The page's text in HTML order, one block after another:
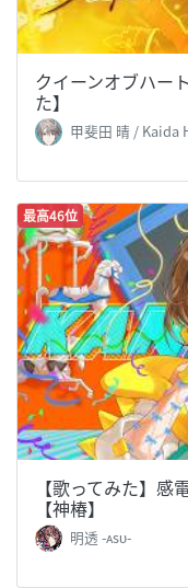
クイーンオブハー
た】
甲斐田 晴 / Kaida
最高46位
【歌ってみた】
【神椿】
明透 -ᴀsᴜ-